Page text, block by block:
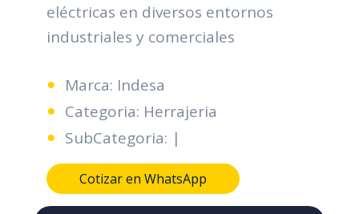
eléctricas en diversos entornos
industriales y comerciales
Marca: Indesa
Categoria: Herrajeria
SubCategoria: |
Cotizar en WhatsApp